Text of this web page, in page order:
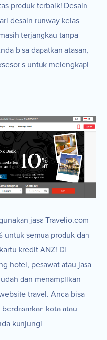
produk terbaik! Desain
desain runway kelas
terjangkau tanpa
bisa dapatkan atasan,
untuk melengkapi
jasa Travelio.com
untuk semua produk dan
kredit ANZ! Di
hotel, pesawat atau jasa
dan menampilkan
travel. Anda bisa
kota atau
kunjungi.